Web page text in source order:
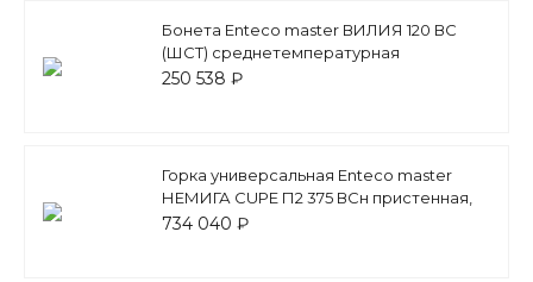
Бонета Enteco master ВИЛИЯ 120 ВС
(ШСТ) среднетемпературная
250 538 ₽
Горка универсальная Enteco master
НЕМИГА CUPE П2 375 ВСн пристенная,
двери-купе
734 040 ₽